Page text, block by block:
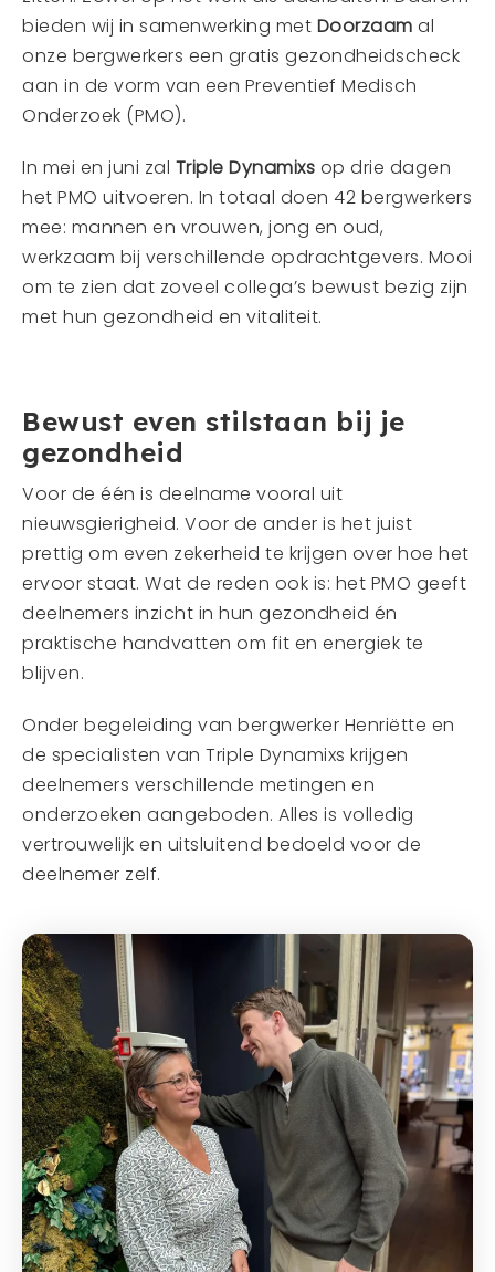
bieden wij in samenwerking met Doorzaam al
onze bergwerkers een gratis gezondheidscheck
aan in de vorm van een Preventief Medisch
Onderzoek (PMO).
In mei en juni zal Triple Dynamixs op drie dagen
het PMO uitvoeren. In totaal doen 42 bergwerkers
mee: mannen en vrouwen, jong en oud,
werkzaam bij verschillende opdrachtgevers. Mooi
om te zien dat zoveel collega’s bewust bezig zijn
met hun gezondheid en vitaliteit.
Bewust even stilstaan bij je
gezondheid
Voor de één is deelname vooral uit
nieuwsgierigheid. Voor de ander is het juist
prettig om even zekerheid te krijgen over hoe het
ervoor staat. Wat de reden ook is: het PMO geeft
deelnemers inzicht in hun gezondheid én
praktische handvatten om fit en energiek te
blijven.
Onder begeleiding van bergwerker Henriëtte en
de specialisten van Triple Dynamixs krijgen
deelnemers verschillende metingen en
onderzoeken aangeboden. Alles is volledig
vertrouwelijk en uitsluitend bedoeld voor de
deelnemer zelf.